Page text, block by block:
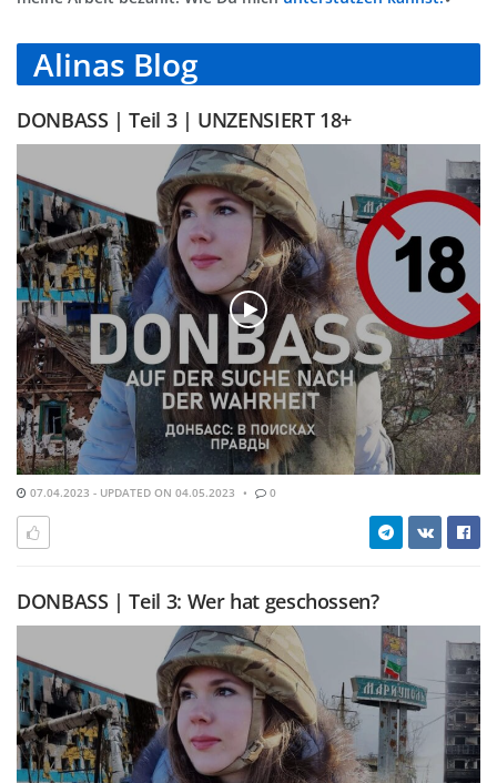
Alinas Blog
DONBASS | Teil 3 | UNZENSIERT 18+
07.04.2023 - UPDATED ON 04.05.2023 0
DONBASS | Teil 3: Wer hat geschossen?